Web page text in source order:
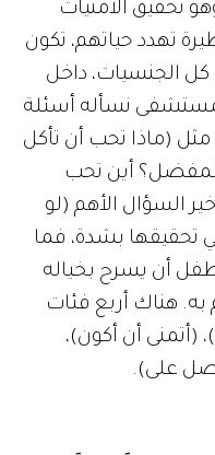
تحقيق الأمنيات
تهدد حياتهم، تكون
و18 سنة، من كل الجنسيات، داخل
نسأله أسئلة
(ماذا تحب أن تأكل
أين تحب
السؤال الأهم (لو
تحقيقها بشدة، فما
أن يسرح بخياله
هناك أربع فئات
(أتمنى أن أكون)،
على).